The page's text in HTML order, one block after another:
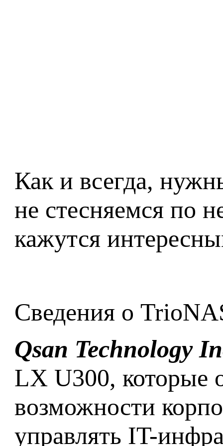
Как и всегда,
не стесняемся по
кажутся
Сведения о
Qsan Technology
LX U300, которые
возможности
управлять IT-